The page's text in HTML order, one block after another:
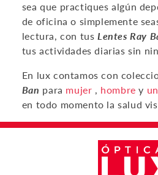
sea que practiques algún
de oficina o simplemente
lectura, con tus Lentes Ray
tus actividades diarias sin
En lux contamos con
Ban para mujer hombre y
en todo momento la salud